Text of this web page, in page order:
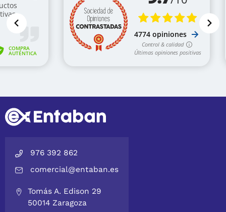
976 392 862
comercial@entaban.es
Tomás A. Edison 29
50014 Zaragoza